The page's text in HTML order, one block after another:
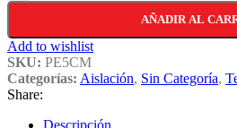
AÑADIR AL
Add to wishlist
SKU: PE5CM
Categorías: Aislación, Sin Categoría,
Share: